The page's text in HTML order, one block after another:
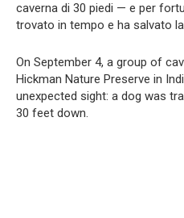
caverna di 30 piedi — e per
trovato in tempo e ha salvato
On September 4, a group of
Hickman Nature Preserve in
unexpected sight: a dog was
30 feet down.